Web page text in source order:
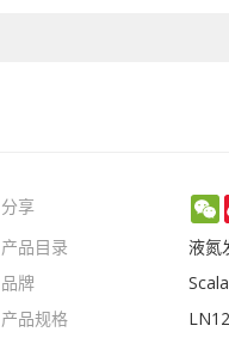
分享
产品目录
液氮
品牌
产品规格